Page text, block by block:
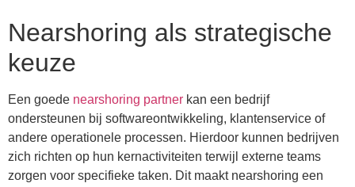
Nearshoring als strategische
keuze
Een goede nearshoring partner kan een bedrijf
ondersteunen bij softwareontwikkeling, klantenservice of
andere operationele processen. Hierdoor kunnen bedrijven
zich richten op hun kernactiviteiten terwijl externe teams
zorgen voor specifieke taken. Dit maakt nearshoring een